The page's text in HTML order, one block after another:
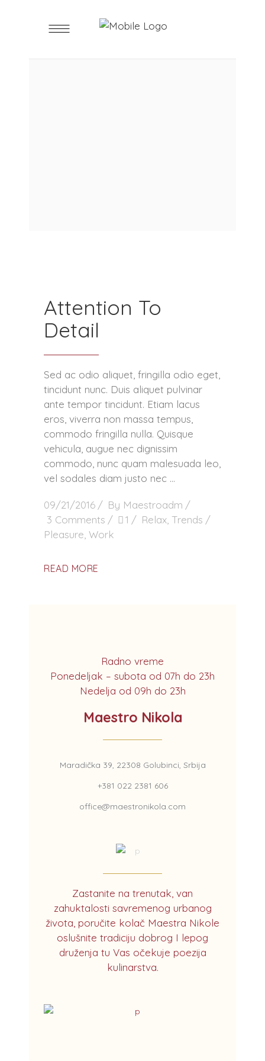
Attention To
Detail
Sed ac odio aliquet, fringilla odio eget,
tincidunt nunc. Duis aliquet pulvinar
ante tempor tincidunt. Etiam lacus
eros, viverra non massa tempus,
commodo fringilla nulla. Quisque
vehicula, augue nec dignissim
commodo, nunc quam malesuada leo,
vel sodales diam justo nec
09/21/2016 By Maestroadm
3 Comments
1 Relax Trends
Pleasure Work
READ MORE
Radno vreme
Ponedeljak – subota od 07h do 23h
Nedelja od 09h do 23h
Maestro Nikola
Maradička 39, 22308 Golubinci, Srbija
+381 022 2381 606
office@maestronikola.com
Zastanite na trenutak, van
zahuktalosti savremenog urbanog
života, poručite kolač Maestra Nikole
oslušnite tradiciju dobrog I lepog
druženja tu Vas očekuje poezija
kulinarstva.